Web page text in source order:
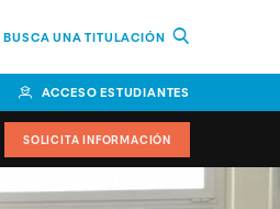
BUSCA UNA TITULACIÓN
ACCESO ESTUDIANTES
SOLICITA INFORMACIÓN